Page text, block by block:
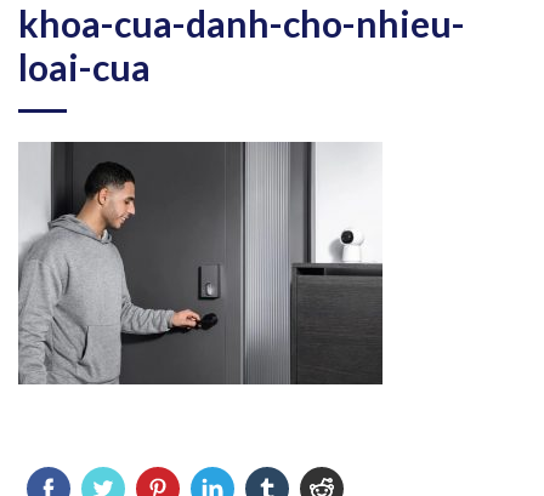
khoa-cua-danh-cho-nhieu-
loai-cua